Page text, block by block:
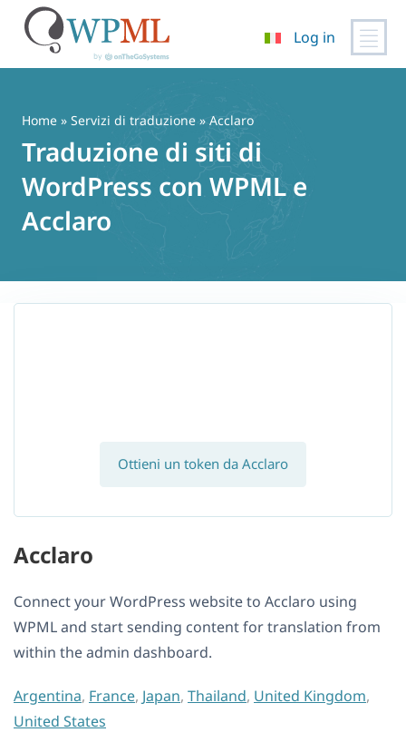
contenuto
Log in
Home » Servizi di traduzione » Acclaro
Traduzione di siti di
WordPress con WPML e
Acclaro
Ottieni un token da Acclaro
Acclaro
Connect your WordPress website to Acclaro using
WPML and start sending content for translation from
within the admin dashboard.
Argentina, France, Japan, Thailand, United Kingdom,
United States